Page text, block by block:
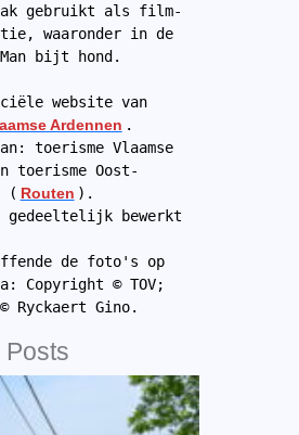
gebruikt als film-
waaronder in de
bijt hond.
Bron: officiële website van
Ardennen .
toerisme Vlaamse
toerisme Oost-
( Routen ).
gedeeltelijk bewerkt
de foto's op
Copyright © TOV;
Ryckaert Gino.
Posts